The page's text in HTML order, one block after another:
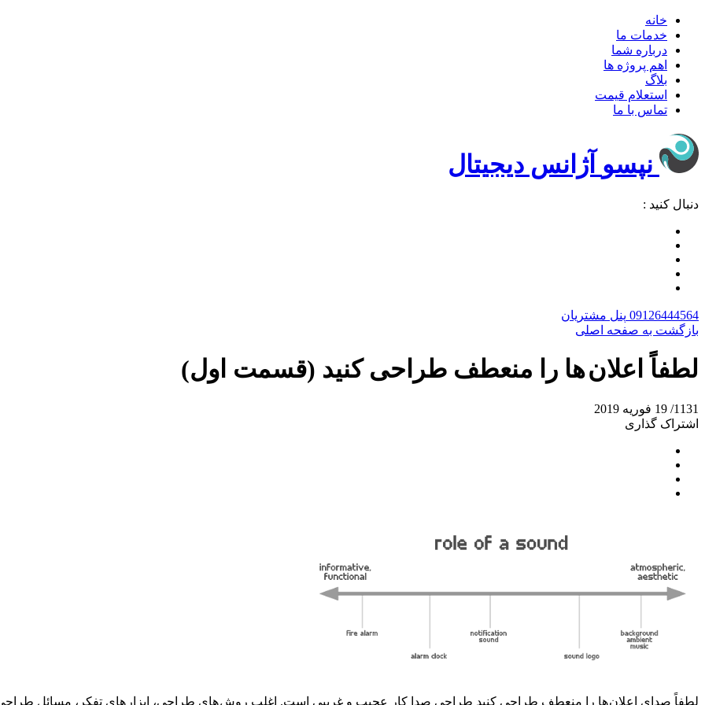
خانه
خدمات ما
درباره شما
اهم پروژه ها
بلاگ
استعلام قیمت
تماس با ما
نپسو آژانس دیجیتال
دنبال کنید :
09126444564 پنل مشتریان
بازگشت به صفحه اصلی
لطفاً اعلان ها را منعطف طراحی کنید (قسمت اول)
1131/ 19 فوریه 2019
اشتراک گذاری
لطفاً صدای اعلان ها را منعطف طراحی کنید طراحی صدا کار عجیب و غریبی است. اغلب روش های طراحی، ابزار های تفکر، مسائل طراحی